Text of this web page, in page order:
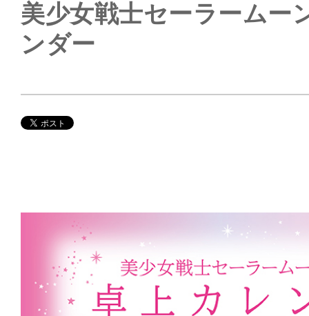
美少女戦士セーラームー
ンダー